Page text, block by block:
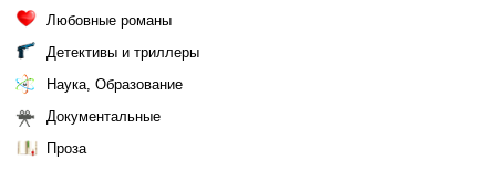
Любовные романы
Детективы и триллеры
Наука, Образование
Документальные
Проза